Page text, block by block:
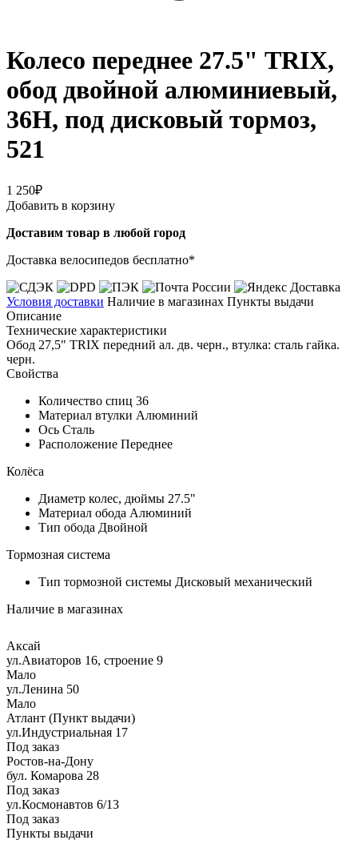
Колесо переднее 27.5" TRIX,
обод двойной алюминиевый,
36H, под дисковый тормоз,
521
1 250₽
Добавить в корзину
Доставим товар в любой город
Доставка велосипедов бесплатно*
Условия доставки Наличие в магазинах Пункты выдачи
Описание
Технические характеристики
Обод 27,5" TRIX передний ал. дв. черн., втулка: сталь гайка.
черн.
Свойства
Количество спиц 36
Материал втулки Алюминий
Ось Сталь
Расположение Переднее
Колёса
Диаметр колес, дюймы 27.5"
Материал обода Алюминий
Тип обода Двойной
Тормозная система
Тип тормозной системы Дисковый механический
Наличие в магазинах
Аксай
ул.Авиаторов 16, строение 9
Мало
ул.Ленина 50
Мало
Атлант (Пункт выдачи)
ул.Индустриальная 17
Под заказ
Ростов-на-Дону
бул. Комарова 28
Под заказ
ул.Космонавтов 6/13
Под заказ
Пункты выдачи